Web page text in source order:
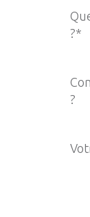
?*
?